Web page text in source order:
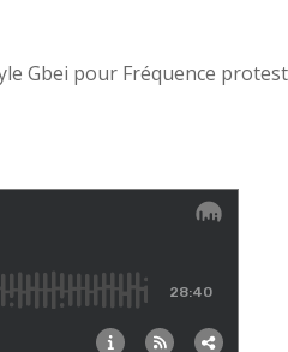
Gbei pour Fréquence